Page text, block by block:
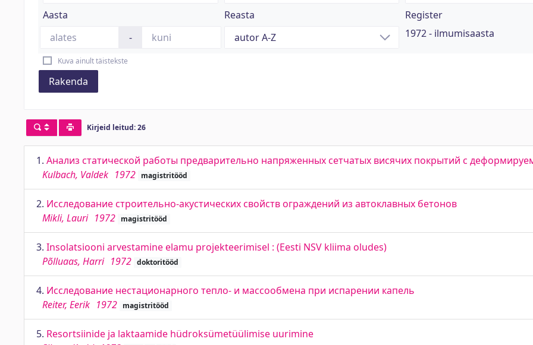
Aasta
-
Reasta
Register
1972 - ilmumisaasta
Kuva ainult täistekste
Rakenda
Kirjeid leitud: 26
1. Анализ статической работы предварительно напряженных сетчатых висячих покрытий с
Kulbach, Valdek 1972 magistritööd
2. Исследование строительно-акустических свойств ограждений из автоклавных бетонов
Mikli, Lauri 1972 magistritööd
3. Insolatsiooni arvestamine elamu projekteerimisel : (Eesti NSV kliima oludes)
Põlluaas, Harri 1972 doktoritööd
4. Исследование нестационарного тепло- и массообмена при испарении капель
Reiter, Eerik 1972 magistritööd
5. Resortsiinide ja laktaamide hüdroksümetüülimise uurimine